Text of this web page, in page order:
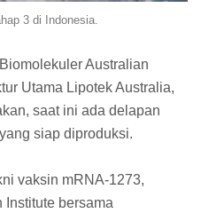
3 di Indonesia.
Australian
Utama Lipotek Australia,
saat ini ada delapan
siap diproduksi.
vaksin mRNA-1273,
bersama